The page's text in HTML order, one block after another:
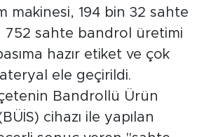
makinesi, 194 bin 32 sahte
752 sahte bandrol üretimi
hazır etiket ve çok
ele geçirildi.
Bandrollü Ürün
cihazı ile yapılan